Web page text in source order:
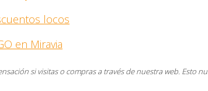
locos
en Miravia
si visitas o compras a través de nuestra web. Esto